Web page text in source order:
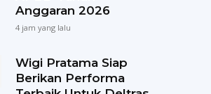
Anggaran 2026
4 jam yang lalu
Wigi Pratama Siap
Berikan Performa